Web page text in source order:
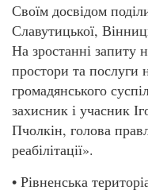
Своїм досвідом
Славутицької,
На зростанні запиту
простори та послуги
громадянського
захисник і учасник
Пчолкін, голова
реабілітації».
• Рівненська